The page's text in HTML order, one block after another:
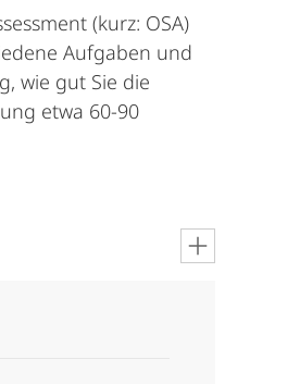
(kurz: OSA)
Aufgaben und
wie gut Sie die
etwa 60-90